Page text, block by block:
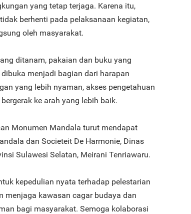
yang tetap terjaga. Karena itu,
berhenti pada pelaksanaan kegiatan,
oleh masyarakat.
ditanam, pakaian dan buku yang
menjadi bagian dari harapan
yang lebih nyaman, akses pengetahuan
ke arah yang lebih baik.
Monumen Mandala turut mendapat
dan Societeit De Harmonie, Dinas
Sulawesi Selatan, Meirani Tenriawaru.
kepedulian nyata terhadap pelestarian
menjaga kawasan cagar budaya dan
bagi masyarakat. Semoga kolaborasi